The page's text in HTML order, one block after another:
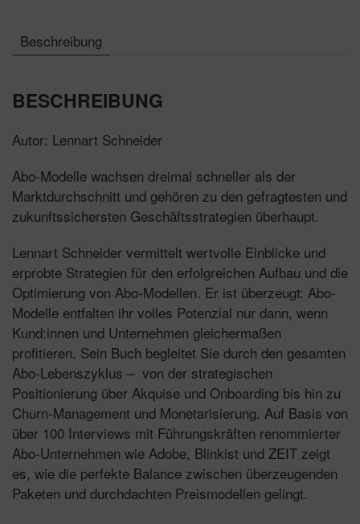
Beschreibung
BESCHREIBUNG
Autor: Lennart Schneider
Abo-Modelle wachsen dreimal schneller als der
Marktdurchschnitt und gehören zu den gefragtesten und
zukunftssichersten Geschäftsstrategien überhaupt.
Lennart Schneider vermittelt wertvolle Einblicke und
erprobte Strategien für den erfolgreichen Aufbau und die
Optimierung von Abo-Modellen. Er ist überzeugt: Abo-
Modelle entfalten ihr volles Potenzial nur dann, wenn
Kund:innen und Unternehmen gleichermaßen
profitieren. Sein Buch begleitet Sie durch den gesamten
Abo-Lebenszyklus – von der strategischen
Positionierung über Akquise und Onboarding bis hin zu
Churn-Management und Monetarisierung. Auf Basis von
über 100 Interviews mit Führungskräften renommierter
Abo-Unternehmen wie Adobe, Blinkist und ZEIT zeigt
es, wie die perfekte Balance zwischen überzeugenden
Paketen und durchdachten Preismodellen gelingt.